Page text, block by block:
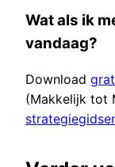
Wat als ik
vandaag?
Download
(Makkelijk tot